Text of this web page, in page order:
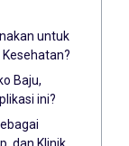
untuk
Baju,
ini?